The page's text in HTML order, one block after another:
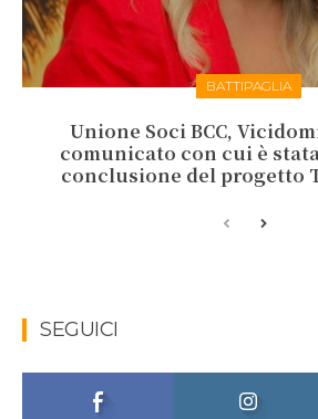
BATTIPAGLIA
Unione Soci BCC,
comunicato con cui è
conclusione del progetto
SEGUICI